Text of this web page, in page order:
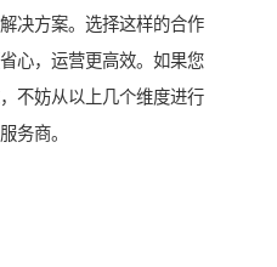
决方案。选择这样的合作
心，运营更高效。如果您
不妨从以上几个维度进行
务商。